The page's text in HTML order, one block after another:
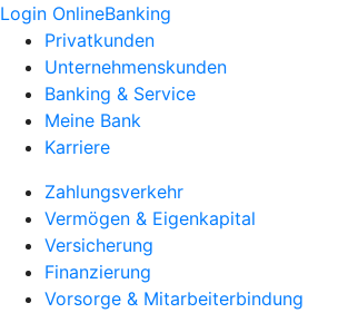
Login OnlineBanking
Privatkunden
Unternehmenskunden
Banking & Service
Meine Bank
Karriere
Zahlungsverkehr
Vermögen & Eigenkapital
Versicherung
Finanzierung
Vorsorge & Mitarbeiterbindung